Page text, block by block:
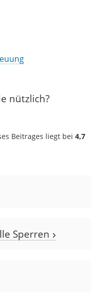
nützlich?
Beitrages liegt bei 4,7
Sperren